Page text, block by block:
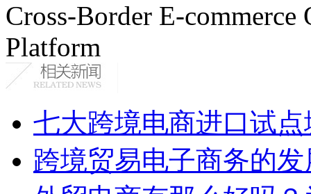
Cross-Border E-
Platform
七大跨境电商进口试
跨境贸易电子商务的